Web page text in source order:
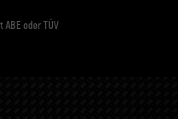
ABE oder TÜV